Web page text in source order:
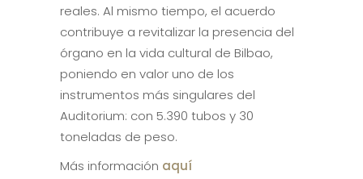
reales. Al mismo tiempo, el acuerdo
contribuye a revitalizar la presencia del
órgano en la vida cultural de Bilbao,
poniendo en valor uno de los
instrumentos más singulares del
Auditorium: con 5.390 tubos y 30
toneladas de peso.
Más información aquí